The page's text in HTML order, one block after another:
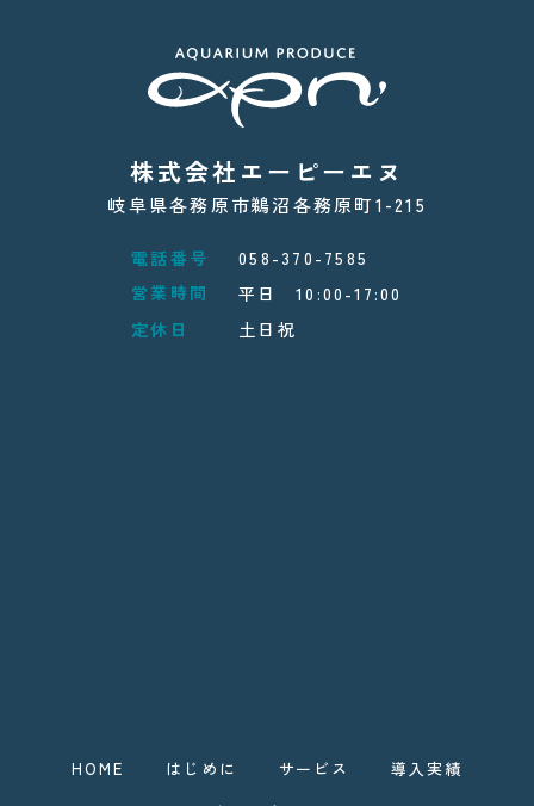
株式会社エーピーエヌ
岐阜県各務原市鵜沼各務原町1-215
電話番号
058-370-7585
営業時間
平日 10:00-17:00
定休日
土日祝
HOME はじめに サービス
導入実績